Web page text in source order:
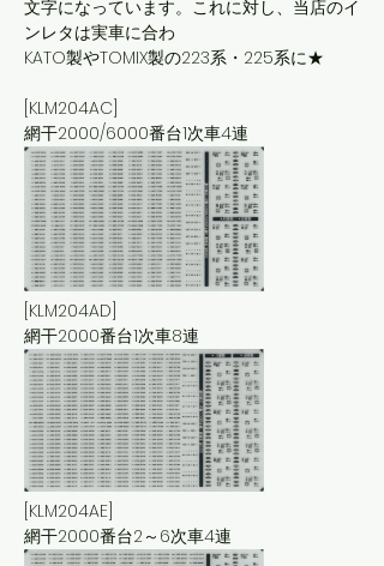
文字になっています。これに対し、当店のイ
ンレタは実車に合わ
KATO製やTOMIX製の223系・225系に★
[KLM204AC]
網干2000/6000番台1次車4連
[KLM204AD]
網干2000番台1次車8連
[KLM204AE]
網干2000番台2～6次車4連